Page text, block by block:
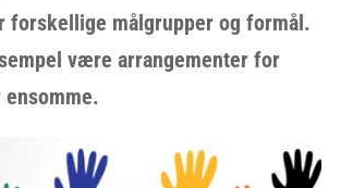
forskellige målgrupper og formål.
være arrangementer for